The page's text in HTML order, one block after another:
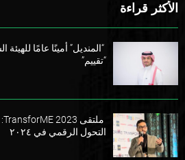
الأكثر قراءة
“المنديل” أمينًا عامًا
“تقييم”
التحول الرقمي في ٢٠٢٤